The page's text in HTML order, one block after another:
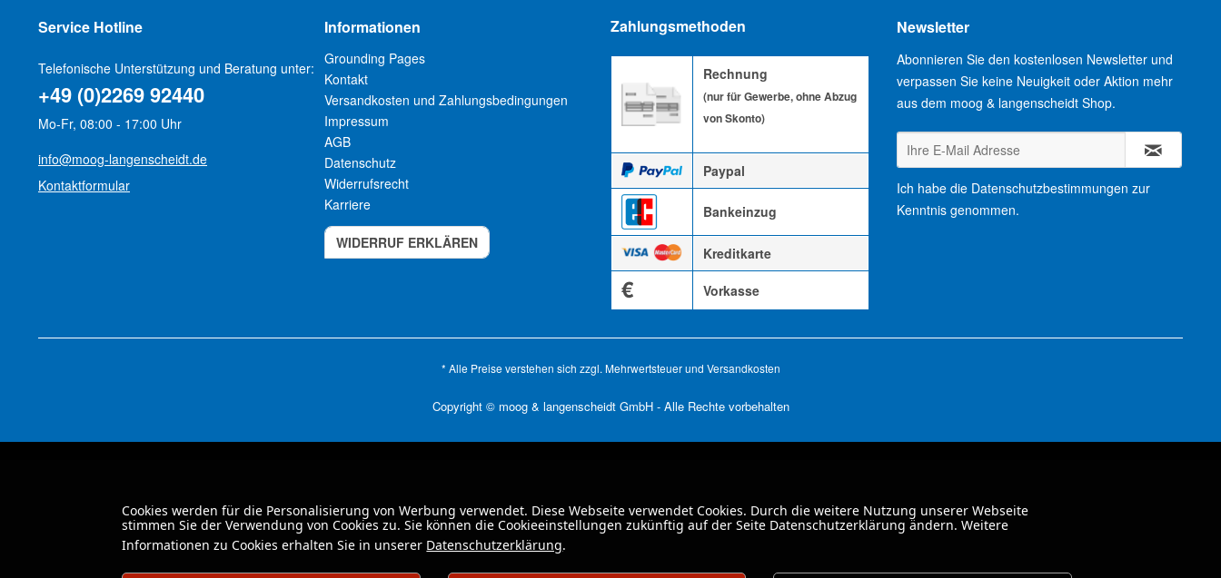
Service Hotline
Telefonische Unterstützung und Beratung unter:
+49 (0)2269 92440
Mo-Fr, 08:00 - 17:00 Uhr
info@moog-langenscheidt.de
Kontaktformular
Informationen
Grounding Pages
Kontakt
Versandkosten und Zahlungsbedingungen
Impressum
AGB
Datenschutz
Widerrufsrecht
Karriere
WIDERRUF ERKLÄREN
Zahlungsmethoden
Rechnung
(nur für Gewerbe, ohne Abzug
von Skonto)
Paypal
Bankeinzug
Kreditkarte
€ Vorkasse
Newsletter
Abonnieren Sie den kostenlosen Newsletter und
verpassen Sie keine Neuigkeit oder Aktion mehr
aus dem moog & langenscheidt Shop.
Ich habe die Datenschutzbestimmungen zur
Kenntnis genommen.
* Alle Preise verstehen sich zzgl. Mehrwertsteuer und Versandkosten
Copyright © moog & langenscheidt GmbH - Alle Rechte vorbehalten
Cookies werden für die Personalisierung von Werbung verwendet. Diese Webseite verwendet Cookies. Durch die weitere Nutzung unserer Webseite
stimmen Sie der Verwendung von Cookies zu. Sie können die Cookieeinstellungen zukünftig auf der Seite Datenschutzerklärung ändern. Weitere
Informationen zu Cookies erhalten Sie in unserer Datenschutzerklärung.